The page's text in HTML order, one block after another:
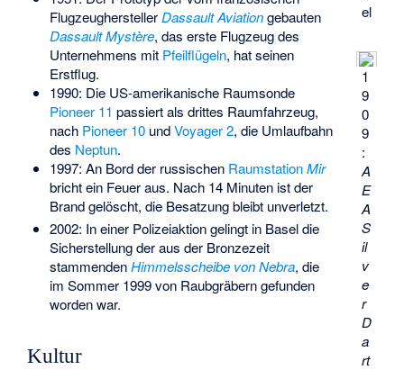
el
1
9
0
9
:
A
E
A
S
il
v
e
r
D
a
rt
FlugzeugherstellerDassault Aviationgebauten
Dassault Mystère, das erste Flugzeug des
Unternehmens mit Pfeilflügeln, hat seinen
Erstflug.
1990: Die US-amerikanische Raumsonde
Pioneer 11 passiert als drittes Raumfahrzeug,
nach Pioneer 10undVoyager 2, die Umlaufbahn
des Neptun.
1997: An Bord der russischen Raumstation Mir
bricht ein Feuer aus. Nach 14 Minuten ist der
Brand gelöscht, die Besatzung bleibt unverletzt.
2002: In einer Polizeiaktion gelingt in Basel die
Sicherstellung der aus der Bronzezeit
stammendenHimmelsscheibe von Nebra, die
im Sommer 1999 von Raubgräbern gefunden
worden war.
Kultur